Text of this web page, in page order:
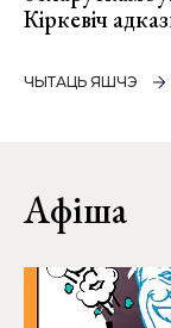
Кіркевіч
ЧЫТАЦЬ ЯШЧЭ
Афіша